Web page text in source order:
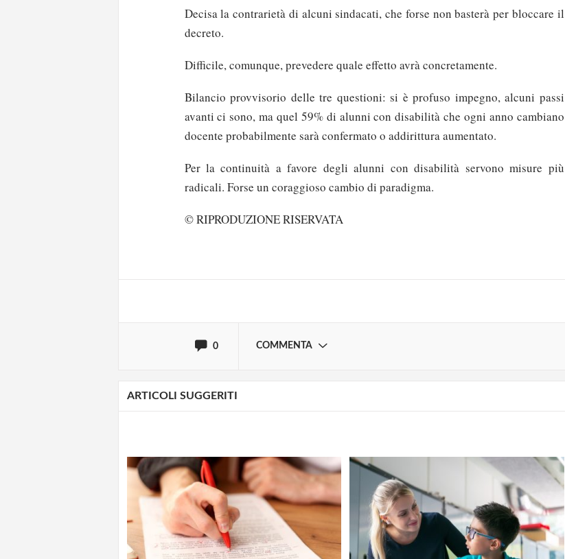
Decisa la contrarietà di alcuni sindacati, che forse non basterà per bloccare il
decreto.
Difficile, comunque, prevedere quale effetto avrà concretamente.
Bilancio provvisorio delle tre questioni: si è profuso impegno, alcuni passi
avanti ci sono, ma quel 59% di alunni con disabilità che ogni anno cambiano
docente probabilmente sarà confermato o addirittura aumentato.
Per la continuità a favore degli alunni con disabilità servono misure più
radicali. Forse un coraggioso cambio di paradigma.
© RIPRODUZIONE RISERVATA
0 COMMENTA
ARTICOLI SUGGERITI